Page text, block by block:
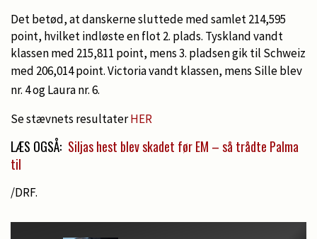
Det betød, at danskerne sluttede med samlet 214,595
point, hvilket indløste en flot 2. plads. Tyskland vandt
klassen med 215,811 point, mens 3. pladsen gik til Schweiz
med 206,014 point.Victoria vandt klassen, mens Sille blev
nr. 4 og Laura nr. 6.
Se stævnets resultaterHER
LÆS OGSÅ: Siljas hest blev skadet før EM – så trådte Palma
til
/DRF.